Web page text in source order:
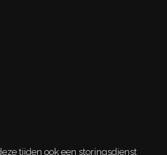
tijden ook een storingsdienst